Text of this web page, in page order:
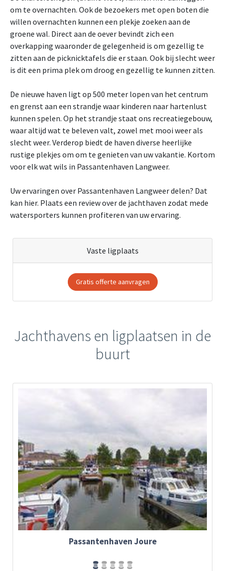
om te overnachten. Ook de bezoekers met open boten die
willen overnachten kunnen een plekje zoeken aan de
groene wal. Direct aan de oever bevindt zich een
overkapping waaronder de gelegenheid is om gezellig te
zitten aan de picknicktafels die er staan. Ook bij slecht weer
is dit een prima plek om droog en gezellig te kunnen zitten.
De nieuwe haven ligt op 500 meter lopen van het centrum
en grenst aan een strandje waar kinderen naar hartenlust
kunnen spelen. Op het strandje staat ons recreatiegebouw,
waar altijd wat te beleven valt, zowel met mooi weer als
slecht weer. Verderop biedt de haven diverse heerlijke
rustige plekjes om om te genieten van uw vakantie. Kortom
voor elk wat wils in Passantenhaven Langweer.
Uw ervaringen over Passantenhaven Langweer delen? Dat
kan hier. Plaats een review over de jachthaven zodat mede
watersporters kunnen profiteren van uw ervaring.
Vaste ligplaats
Gratis offerte aanvragen
Jachthavens en ligplaatsen in de
buurt
Passantenhaven Joure